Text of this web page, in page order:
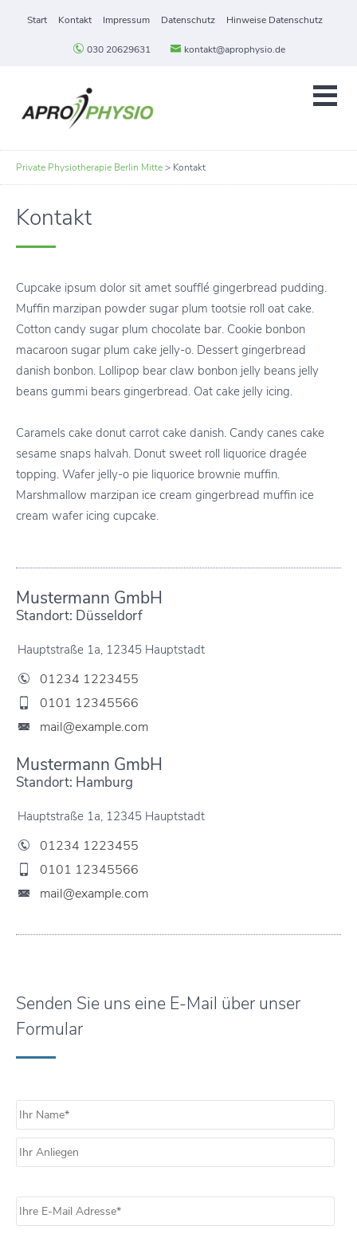
Start Kontakt Impressum Datenschutz Hinweise Datenschutz
030 20629631 kontakt@aprophysio.de
Private Physiotherapie Berlin Mitte> Kontakt
Kontakt
Cupcake ipsum dolor sit amet soufflé gingerbread pudding.
Muffin marzipan powder sugar plum tootsie roll oat cake.
Cotton candy sugar plum chocolate bar. Cookie bonbon
macaroon sugar plum cake jelly-o. Dessert gingerbread
danish bonbon. Lollipop bear claw bonbon jelly beans jelly
beans gummi bears gingerbread. Oat cake jelly icing.
Caramels cake donut carrot cake danish. Candy canes cake
sesame snaps halvah. Donut sweet roll liquorice dragée
topping. Wafer jelly-o pie liquorice brownie muffin.
Marshmallow marzipan ice cream gingerbread muffin ice
cream wafer icing cupcake.
Mustermann GmbH
Standort: Düsseldorf
Hauptstraße 1a, 12345 Hauptstadt
01234 1223455
0101 12345566
mail@example.com
Mustermann GmbH
Standort: Hamburg
Hauptstraße 1a, 12345 Hauptstadt
01234 1223455
0101 12345566
mail@example.com
Senden Sie uns eine E-Mail über unser
Formular